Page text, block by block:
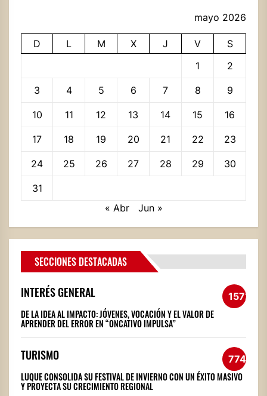
mayo 2026
D L M X J V
S
1
2
3 4 5 6 7 8 9
10 11 12 13 14 15 16
17 18 19 20 21 22 23
24 25 26 27 28 29 30
31
« Abr
Jun »
SECCIONES DESTACADAS
INTERÉS GENERAL 1572
DE LA IDEA AL IMPACTO: JÓVENES, VOCACIÓN Y EL VALOR DE
APRENDER DEL ERROR EN “ONCATIVO IMPULSA”
TURISMO 774
LUQUE CONSOLIDA SU FESTIVAL DE INVIERNO CON UN ÉXITO MASIVO
Y PROYECTA SU CRECIMIENTO REGIONAL